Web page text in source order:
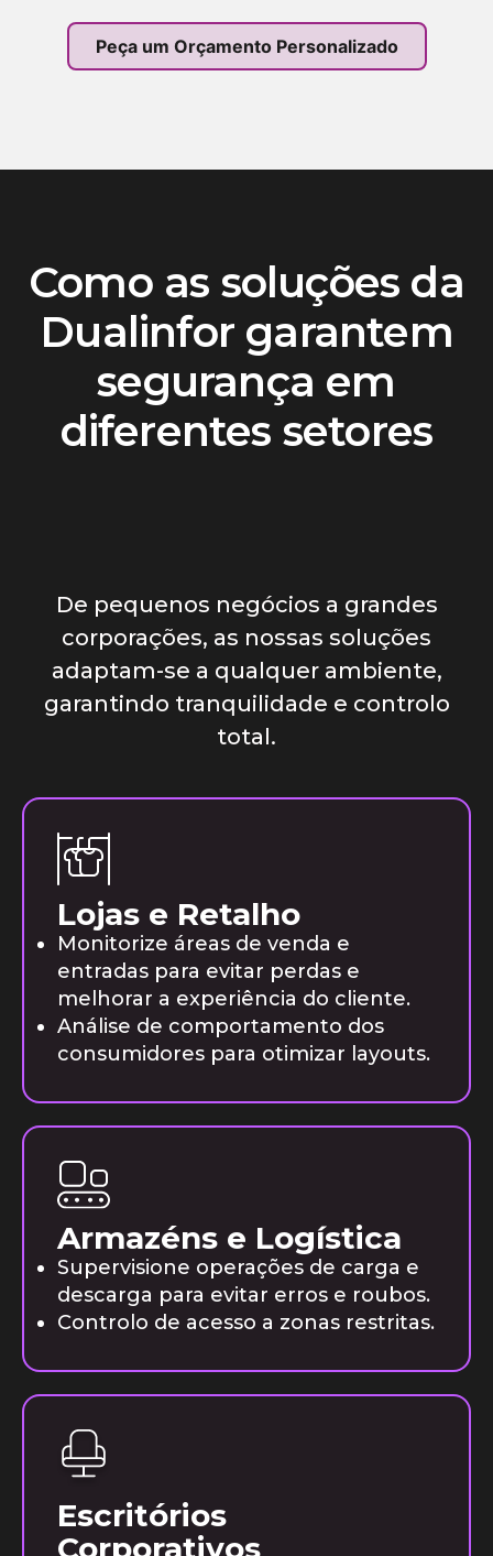
Peça um Orçamento Personalizado
Como as soluções da
Dualinfor garantem
segurança em
diferentes setores
De pequenos negócios a grandes
corporações, as nossas soluções
adaptam-se a qualquer ambiente,
garantindo tranquilidade e controlo
total.
Lojas e Retalho
Monitorize áreas de venda e
entradas para evitar perdas e
melhorar a experiência do cliente.
Análise de comportamento dos
consumidores para otimizar layouts.
Armazéns e Logística
Supervisione operações de carga e
descarga para evitar erros e roubos.
Controlo de acesso a zonas restritas.
Escritórios
Corporativos